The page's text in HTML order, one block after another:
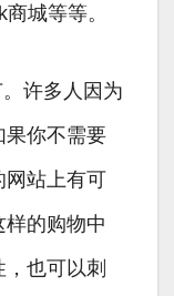
城等等。
许多人因为
果你不需要
网站上有可
的购物中
也可以刺